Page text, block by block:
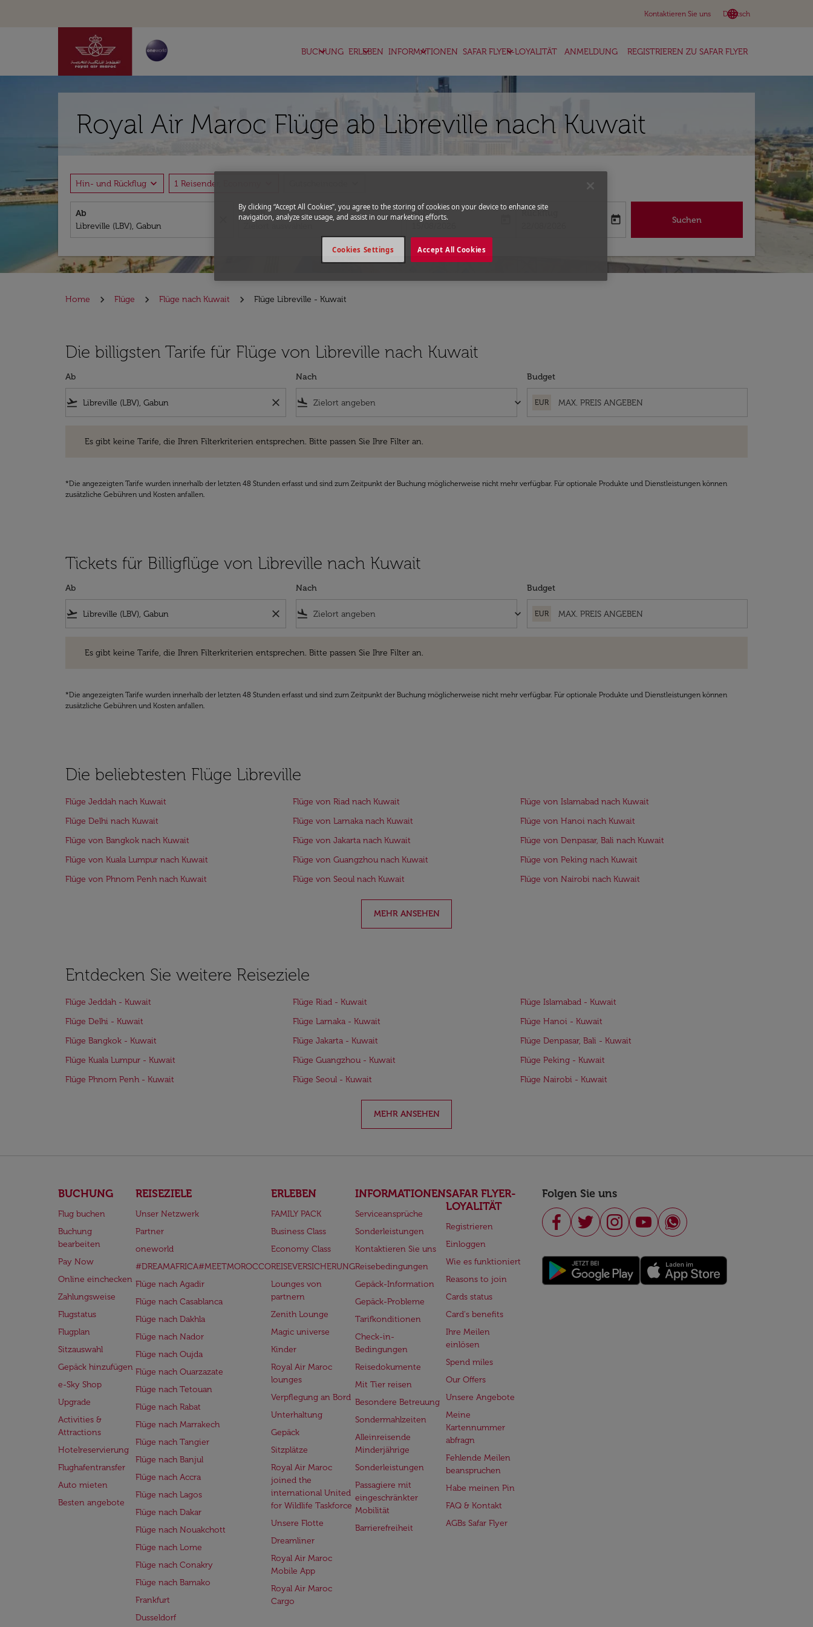
Kontaktieren Sie uns language
Deutsch
keyboard_arrow_down
BUCHUNG
keyboard_arrow_down ERLEBEN
keyboard_arrow_down INFORMATIONEN
keyboard_arrow_down SAFAR FLYER-LOYALITÄT
keyboard_arrow_down ANMELDUNG REGISTRIEREN ZU SAFAR FLYER
Royal Air Maroc Flüge ab Libreville nach Kuwait
Hin- und Rückflug expand_more 1 Reisender, Economy
Ab Nach
Abflug
fc-booking-return-date-aria-label
today Suchen
Home Flüge Flüge nach Kuwait Flüge Libreville - Kuwait
Die billigsten Tarife für Flüge von Libreville nach Kuwait
Ab
flight_takeoff close
Nach
flight_land keyboard_arrow_down
Budget
EUR
Es gibt keine Tarife, die Ihren Filterkriterien entsprechen. Bitte passen Sie Ihre Filter an.
*Die angezeigten Tarife wurden innerhalb der letzten 48 Stunden erfasst und sind zum Zeitpunkt der Buchung möglicherweise nicht mehr verfügbar. Für optionale Produkte und Dienstleistungen können
zusätzliche Gebühren und Kosten anfallen.
Tickets für Billigflüge von Libreville nach Kuwait
Ab
flight_takeoff close
Nach
flight_land keyboard_arrow_down
Budget
EUR
Es gibt keine Tarife, die Ihren Filterkriterien entsprechen. Bitte passen Sie Ihre Filter an.
*Die angezeigten Tarife wurden innerhalb der letzten 48 Stunden erfasst und sind zum Zeitpunkt der Buchung möglicherweise nicht mehr verfügbar. Für optionale Produkte und Dienstleistungen können
zusätzliche Gebühren und Kosten anfallen.
Die beliebtesten Flüge Libreville
Flüge Jeddah nach Kuwait Flüge von Riad nach Kuwait
Flüge von Islamabad nach Kuwait
Flüge Delhi nach Kuwait
Flüge von Larnaka nach Kuwait
Flüge von Hanoi nach Kuwait
Flüge von Bangkok nach Kuwait
Flüge von Jakarta nach Kuwait
Flüge von Denpasar, Bali nach Kuwait
Flüge von Kuala Lumpur nach Kuwait
Flüge von Guangzhou nach Kuwait
Flüge von Peking nach Kuwait
Flüge von Phnom Penh nach Kuwait
Flüge von Seoul nach Kuwait Flüge von Nairobi nach Kuwait
MEHR ANSEHEN
Entdecken Sie weitere Reiseziele
Flüge Jeddah - Kuwait Flüge Riad - Kuwait
Flüge Islamabad - Kuwait
Flüge Delhi - Kuwait
Flüge Larnaka - Kuwait
Flüge Hanoi - Kuwait
Flüge Bangkok - Kuwait
Flüge Jakarta - Kuwait
Flüge Denpasar, Bali - Kuwait
Flüge Kuala Lumpur - Kuwait
Flüge Guangzhou - Kuwait
Flüge Peking - Kuwait
Flüge Phnom Penh - Kuwait
Flüge Seoul - Kuwait Flüge Nairobi - Kuwait
MEHR ANSEHEN
BUCHUNG
Flug buchen
Buchung
bearbeiten
Pay Now
Online einchecken
Zahlungsweise
Flugstatus
Flugplan
Sitzauswahl
Gepäck hinzufügen
e-Sky Shop
Upgrade
Activities &
Attractions
Hotelreservierung
Flughafentransfer
Auto mieten
Besten angebote
REISEZIELE
Unser Netzwerk
Partner
oneworld
#DREAMAFRICA#MEETMOROCCO
Flüge nach Agadir
Flüge nach Casablanca
Flüge nach Dakhla
Flüge nach Nador
Flüge nach Oujda
Flüge nach Ouarzazate
Flüge nach Tetouan
Flüge nach Rabat
Flüge nach Marrakech
Flüge nach Tangier
Flüge nach Banjul
Flüge nach Accra
Flüge nach Lagos
Flüge nach Dakar
Flüge nach Nouakchott
Flüge nach Lome
Flüge nach Conakry
Flüge nach Bamako
Frankfurt
Dusseldorf
ERLEBEN
FAMILY PACK
Business Class
Economy Class
REISEVERSICHERUNG
Lounges von
partnern
Zenith Lounge
Magic universe
Kinder
Royal Air Maroc
lounges
Verpflegung an Bord
Unterhaltung
Gepäck
Sitzplätze
Royal Air Maroc
joined the
international United
for Wildlife Taskforce
Unsere Flotte
Dreamliner
Royal Air Maroc
Mobile App
Royal Air Maroc
Cargo
INFORMATIONEN
Serviceansprüche
Sonderleistungen
Kontaktieren Sie uns
Reisebedingungen
Gepäck-Information
Gepäck-Probleme
Tarifkonditionen
Check-in-
Bedingungen
Reisedokumente
Mit Tier reisen
Besondere Betreuung
Sondermahlzeiten
Alleinreisende
Minderjährige
Sonderleistungen
Passagiere mit
eingeschränkter
Mobilität
Barrierefreiheit
SAFAR FLYER-
LOYALITÄT
Registrieren
Einloggen
Wie es funktioniert
Reasons to join
Cards status
Card's benefits
Ihre Meilen
einlösen
Spend miles
Our Offers
Unsere Angebote
Meine
Kartennummer
abfragn
Fehlende Meilen
beanspruchen
Habe meinen Pin
FAQ & Kontakt
AGBs Safar Flyer
Folgen Sie uns
By clicking “Accept All Cookies”, you agree to the storing of cookies on your device to enhance site
navigation, analyze site usage, and assist in our marketing efforts.
Accept All Cookies
Cookies Settings